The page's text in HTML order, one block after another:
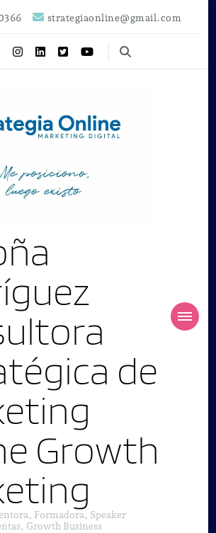
strategiaonline@gmail.com
de
Growth
Formadora, Speaker
Growth Business